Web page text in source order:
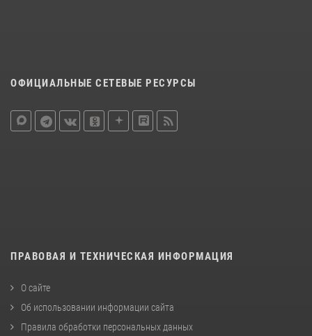
ОФИЦИАЛЬНЫЕ СЕТЕВЫЕ РЕСУРСЫ
ПРАВОВАЯ И ТЕХНИЧЕСКАЯ ИНФОРМАЦИЯ
О сайте
Об использовании информации сайта
Правила обработки персональных данных